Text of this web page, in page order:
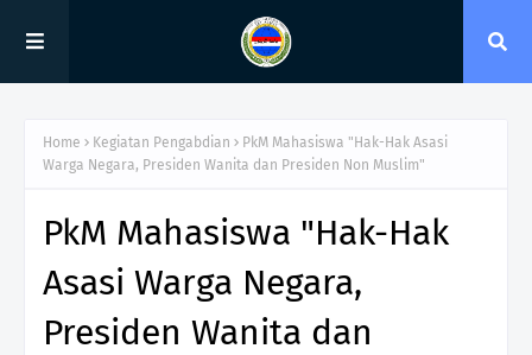
Home Kegiatan Pengabdian
PkM Mahasiswa "Hak-Hak Asasi
Warga Negara, Presiden Wanita dan Presiden Non Muslim"
PkM Mahasiswa "Hak-Hak
Asasi Warga Negara,
Presiden Wanita dan